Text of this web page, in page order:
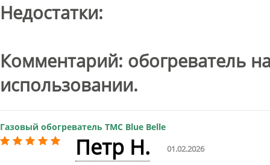
Недостатки:
Комментарий: обогреватель
использовании.
Газовый обогреватель TMC Blue Belle
Петр Н. 01.02.2026